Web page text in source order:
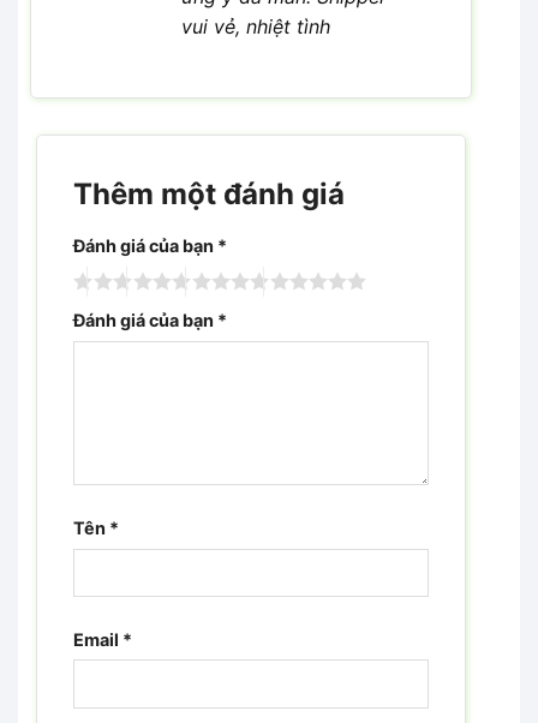
vui vẻ, nhiệt tình
Thêm một đánh giá
Đánh giá của bạn *
Đánh giá của bạn *
Tên *
Email *